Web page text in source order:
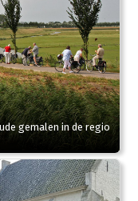
gemalen in de regio